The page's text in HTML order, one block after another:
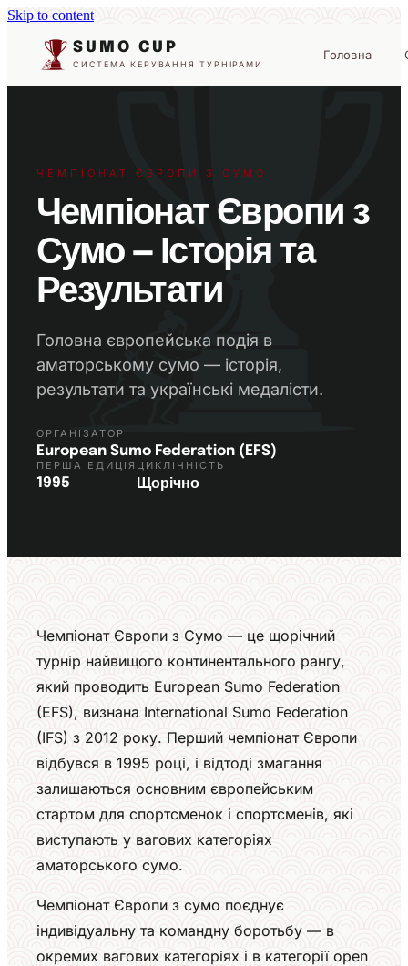
Skip to content
SUMO CUP
СИСТЕМА КЕРУВАННЯ ТУРНІРАМИ
Головна
ЧЕМПІОНАТ ЄВРОПИ З СУМО
Чемпіонат Європи з
Сумо — Історія та
Результати
Головна європейська подія в
аматорському сумо — історія,
результати та українські медалісти.
ОРГАНІЗАТОР
European Sumo Federation (EFS)
ПЕРША ЕДИЦІЯ
1995
ЦИКЛІЧНІСТЬ
Щорічно
Чемпіонат Європи з Сумо — це щорічний
турнір найвищого континентального рангу,
який проводить European Sumo Federation
(EFS), визнана International Sumo Federation
(IFS) з 2012 року. Перший чемпіонат Європи
відбувся в 1995 році, і відтоді змагання
залишаються основним європейським
стартом для спортсменок і спортсменів, які
виступають у вагових категоріях
аматорського сумо.
Чемпіонат Європи з сумо поєднує
індивідуальну та командну боротьбу — в
окремих вагових категоріях і в категорії open